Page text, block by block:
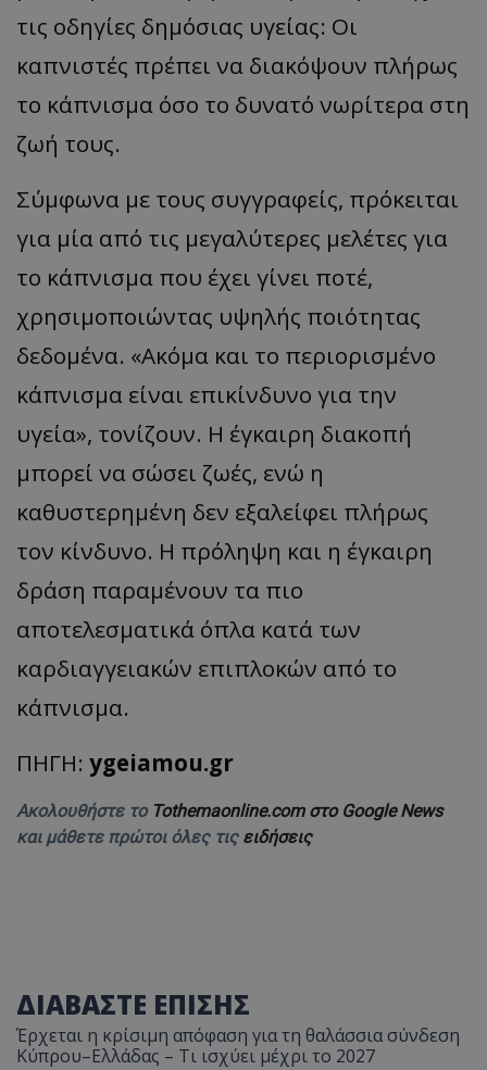
τις οδηγίες δημόσιας υγείας: Οι
καπνιστές πρέπει να διακόψουν πλήρως
το κάπνισμα όσο το δυνατό νωρίτερα στη
ζωή τους.
Σύμφωνα με τους συγγραφείς, πρόκειται
για μία από τις μεγαλύτερες μελέτες για
το κάπνισμα που έχει γίνει ποτέ,
χρησιμοποιώντας υψηλής ποιότητας
δεδομένα. «Ακόμα και το περιορισμένο
κάπνισμα είναι επικίνδυνο για την
υγεία», τονίζουν. Η έγκαιρη διακοπή
μπορεί να σώσει ζωές, ενώ η
καθυστερημένη δεν εξαλείφει πλήρως
τον κίνδυνο. Η πρόληψη και η έγκαιρη
δράση παραμένουν τα πιο
αποτελεσματικά όπλα κατά των
καρδιαγγειακών επιπλοκών από το
κάπνισμα.
ΠΗΓΗ: ygeiamou.gr
Ακολουθήστε το Tothemaonline.com στο Google News
και μάθετε πρώτοι όλες τις ειδήσεις
ΔΙΑΒΑΣΤΕ ΕΠΙΣΗΣ
Έρχεται η κρίσιμη απόφαση για τη θαλάσσια σύνδεση
Κύπρου–Ελλάδας – Τι ισχύει μέχρι το 2027